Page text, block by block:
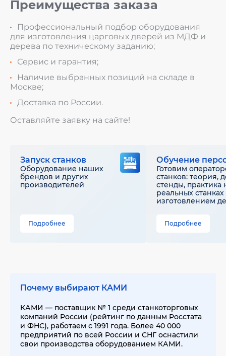
Преимущества заказа
Профессиональный подбор оборудования
для изготовления царговых дверей из МДФ и
дерева по техническому заданию;
Сервис и гарантия;
Наличие выбранных позиций на складе в
Москве;
Доставка по России.
Оставляйте заявку на сайте!
Запуск станков
Оборудование наших
брендов и других
производителей
Подробнее
Обучение
Готовим
станков: теория,
стенды, практика
реальных станках
изготовлением
Подробнее
Почему выбирают КАМИ
КАМИ — поставщик № 1 среди станкоторговых
компаний России (рейтинг по данным Росстата
и ФНС), работаем с 1991 года. Более 40 000
предприятий по всей России и СНГ оснастили
свои производства оборудованием КАМИ.